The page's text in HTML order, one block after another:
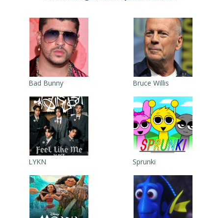
Bad Bunny Bruce Willis
LYKN Sprunki